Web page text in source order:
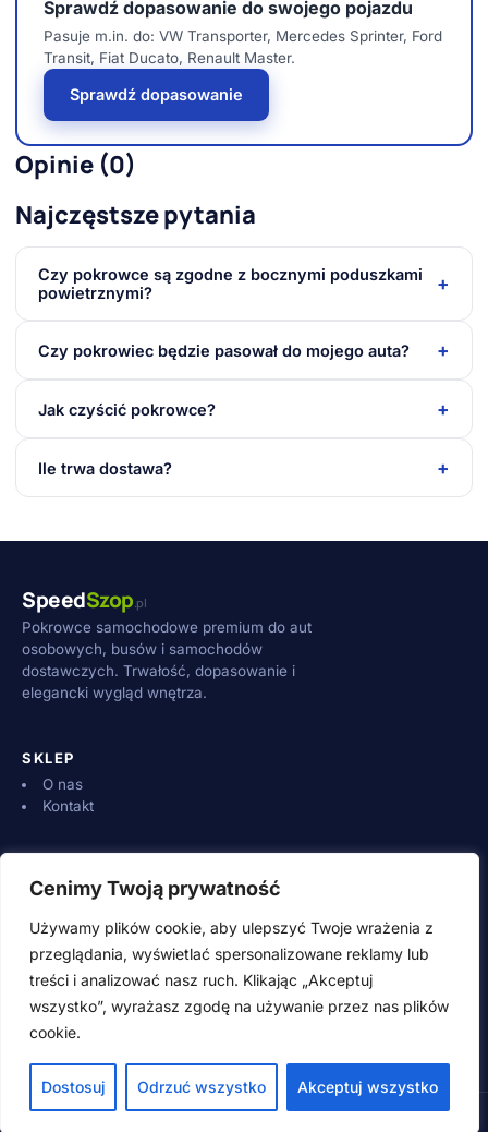
Cenimy Twoją prywatność
Używamy plików cookie, aby ulepszyć Twoje wrażenia z
przeglądania, wyświetlać spersonalizowane reklamy lub
treści i analizować nasz ruch. Klikając „Akceptuj
wszystko”, wyrażasz zgodę na używanie przez nas plików
cookie.
Dostosuj Odrzuć wszystko Akceptuj wszystko
Sprawdź dopasowanie do swojego pojazdu
Pasuje m.in. do: VW Transporter, Mercedes Sprinter, Ford
Transit, Fiat Ducato, Renault Master.
Sprawdź dopasowanie
Opinie (0)
Najczęstsze pytania
Czy pokrowce są zgodne z bocznymi poduszkami
powietrznymi?
+
Czy pokrowiec będzie pasował do mojego auta? +
Jak czyścić pokrowce? +
Ile trwa dostawa? +
SpeedSzop.pl
Pokrowce samochodowe premium do aut
osobowych, busów i samochodów
dostawczych. Trwałość, dopasowanie i
elegancki wygląd wnętrza.
SKLEP
O nas
Kontakt
Dostawa i płatności
Zwroty i reklamacje
Regulamin
KONTAKT
500 600 700 (pn–pt 8:00–16:00)